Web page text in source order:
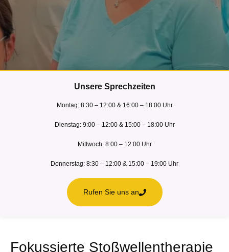
Stoßwellentherapie
Unsere Sprechzeiten
Montag: 8:30 – 12:00 & 16:00 – 18:00 Uhr
Dienstag: 9:00 – 12:00 & 15:00 – 18:00 Uhr
Mittwoch: 8:00 – 12:00 Uhr
Donnerstag: 8:30 – 12:00 & 15:00 – 19:00 Uhr
Rufen Sie uns an
Fokussierte Stoßwellentherapie